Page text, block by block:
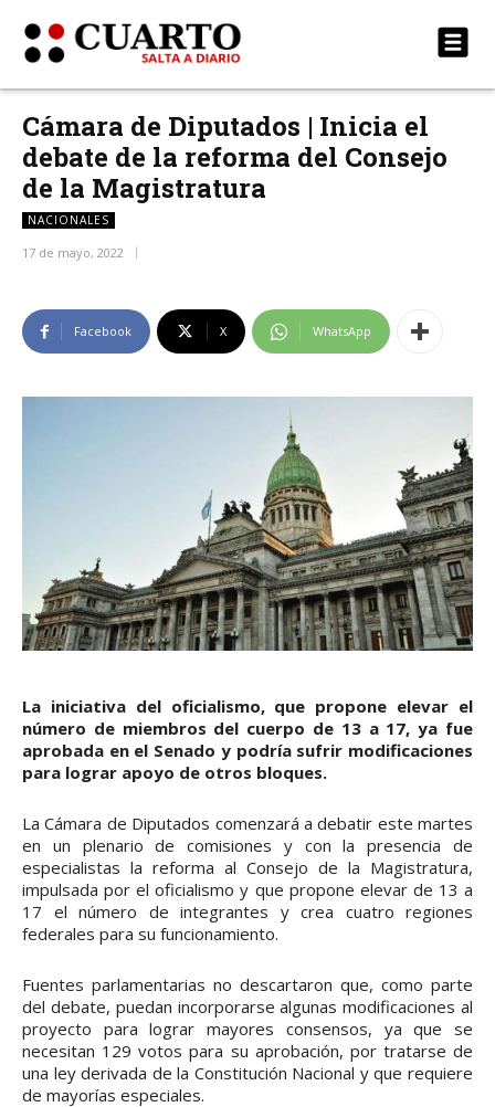
Cámara de Diputados | Inicia el
debate de la reforma del Consejo
de la Magistratura
NACIONALES
17 de mayo, 2022
Facebook X WhatsApp
La iniciativa del oficialismo, que propone elevar el
número de miembros del cuerpo de 13 a 17, ya fue
aprobada en el Senado y podría sufrir modificaciones
para lograr apoyo de otros bloques.
La Cámara de Diputados comenzará a debatir este martes
en un plenario de comisiones y con la presencia de
especialistas la reforma al Consejo de la Magistratura,
impulsada por el oficialismo y que propone elevar de 13 a
17 el número de integrantes y crea cuatro regiones
federales para su funcionamiento.
Fuentes parlamentarias no descartaron que, como parte
del debate, puedan incorporarse algunas modificaciones al
proyecto para lograr mayores consensos, ya que se
necesitan 129 votos para su aprobación, por tratarse de
una ley derivada de la Constitución Nacional y que requiere
de mayorías especiales.